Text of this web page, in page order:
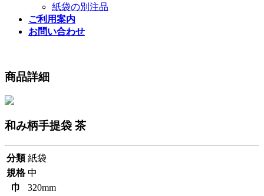
紙袋の別注品
ご利用案内
お問い合わせ
商品詳細
和み柄手提袋 茶
分類 紙袋
規格 中
巾
320mm